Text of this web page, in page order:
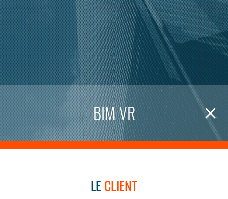
BIM VR
LE CLIENT